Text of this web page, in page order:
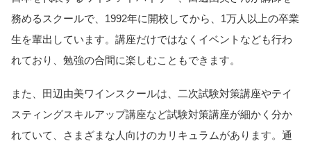
務めるスクールで、1992年に開校してから、1万人以上の卒業
生を輩出しています。講座だけではなくイベントなども行わ
れており、勉強の合間に楽しむこともできます。
また、田辺由美ワインスクールは、二次試験対策講座やテイ
スティングスキルアップ講座など試験対策講座が細かく分か
れていて、さまざまな人向けのカリキュラムがあります。通